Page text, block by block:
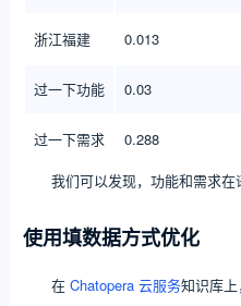
浙江福建 0.013
过一下功能 0.03
过一下需求
0.288
我们可以发现，功能和需求在
使用填数据方式优化
在Chatopera 云服务知识库